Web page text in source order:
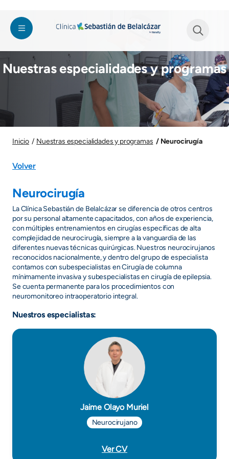
One
Accessibility
start
the
One
screen
press
"Ctrl
This
shortcut
activates
screen
Imagen
Nuestras especialidades y programas
Inicio Nuestras especialidades y programas Neurocirugía
Volver
Neurocirugía
La Clínica Sebastián de Belalcázar se diferencia de otros centros
por su personal altamente capacitados, con años de experiencia,
con múltiples entrenamientos en cirugías específicas de alta
complejidad de neurocirugía, siempre a la vanguardia de las
diferentes nuevas técnicas quirúrgicas. Nuestros neurocirujanos
reconocidos nacionalmente, y dentro del grupo de especialista
contamos con subespecialistas en Cirugía de columna
mínimamente invasiva y subespecialistas en cirugía de epilepsia.
Se cuenta permanente para los procedimientos con
neuromonitoreo intraoperatorio integral.
Nuestros especialistas:
Jaime Olayo Muriel
Neurocirujano
Ver CV